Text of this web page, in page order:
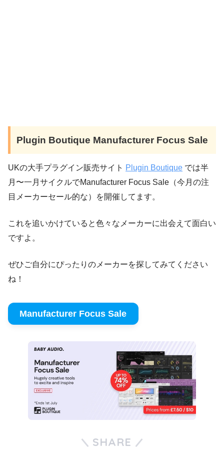
Plugin Boutique Manufacturer Focus Sale
UKの大手プラグイン販売サイト Plugin Boutique では半
月〜一月サイクルでManufacturer Focus Sale（今月の注
目メーカーセール的な）を開催してます。
これを追いかけていると色々なメーカーに出会えて面白い
ですよ。
ぜひご自分にぴったりのメーカーを探してみてください
ね！
Manufacturer Focus Sale
SHARE